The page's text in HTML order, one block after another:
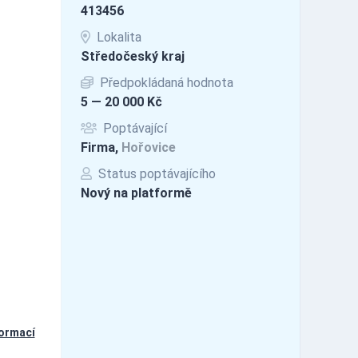
413456
Lokalita
Středočeský kraj
Předpokládaná hodnota
5 — 20 000 Kč
Poptávající
Firma, Hořovice
Status poptávajícího
Nový na platformě